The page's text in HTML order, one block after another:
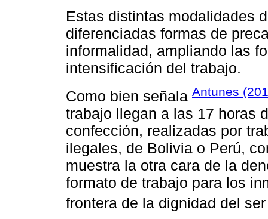
Estas distintas modalidades
diferenciadas formas de
informalidad, ampliando las
intensificación del trabajo.
Como bien señala Antunes
trabajo llegan a las 17 horas
confección, realizadas por
ilegales, de Bolivia o Perú,
muestra la otra cara de la
formato de trabajo para los
frontera de la dignidad del